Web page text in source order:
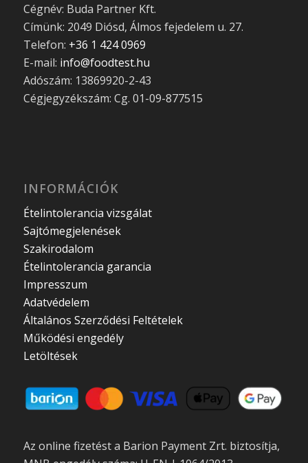
Cégnév: Buda Partner Kft.
Címünk: 2049 Diósd, Álmos fejedelem u. 27.
Telefon: +36 1 424 0969
E-mail: info@foodtest.hu
Adószám: 13869920-2-43
Cégjegyzékszám: Cg. 01-09-877515
INFORMÁCIÓK
Ételintolerancia vizsgálat
Sajtómegjelenések
Szakirodalom
Ételintolerancia garancia
Impresszum
Adatvédelem
Általános Szerződési Feltételek
Működési engedély
Letöltések
Az online fizetést a Barion Payment Zrt. biztosítja,